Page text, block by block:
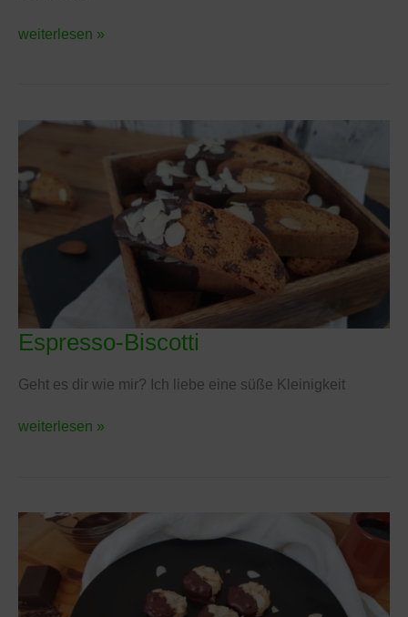
machen
weiterlesen »
Espresso-Biscotti
Geht es dir wie mir? Ich liebe eine süße Kleinigkeit
Espresso-
Biscotti
weiterlesen »